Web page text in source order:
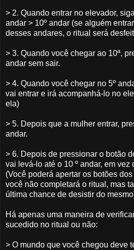
> 2. Quando entrar no elevador,
andar > 10º andar (se alguém
desses andares, o ritual será
> 3. Quando você chegar ao 10ª,
andar sem sair.
> 4. Quando você chegar no 5º
vai entrar e irá acompanhá-lo no
ela)
> 5. Depois que a mulher entrar,
andar.
> 6. Depois de pressionar o botão
vai levá-lo até o 10 º andar, em vez
(Você poderá apertar os botões
você não completará o ritual, mas
última chance de desistir do
Há apenas uma maneira de
sucedido no ritual ou não:
> O mundo que você chegou deve